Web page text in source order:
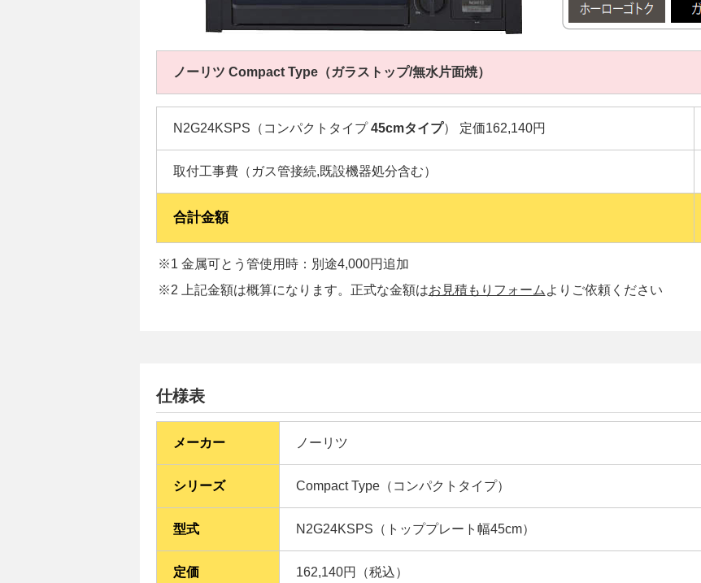
ノーリツ Compact Type（ガラストップ/無水片面焼）
N2G24KSPS（コンパクトタイプ45cmタイプ） 定価162,140円
取付工事費（ガス管接続,既設機器処分含む）
合計金額
※1 金属可とう管使用時：別途4,000円追加
※2 上記金額は概算になります。正式な金額はお見積もりフォーム よりご依頼ください
仕様表
メーカー ノーリツ
シリーズ Compact Type（コンパクトタイプ）
型式 N2G24KSPS（トッププレート幅45cm）
定価 162,140円（税込）